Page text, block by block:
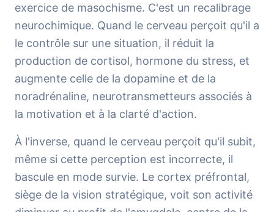
exercice de masochisme. C'est un recalibrage
neurochimique. Quand le cerveau perçoit qu'il a
le contrôle sur une situation, il réduit la
production de cortisol, hormone du stress, et
augmente celle de la dopamine et de la
noradrénaline, neurotransmetteurs associés à
la motivation et à la clarté d'action.
À l'inverse, quand le cerveau perçoit qu'il subit,
même si cette perception est incorrecte, il
bascule en mode survie. Le cortex préfrontal,
siège de la vision stratégique, voit son activité